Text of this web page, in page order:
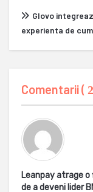
Glovo
experienta de
Comentarii ( 2
Leanpay atrage
de a deveni lider